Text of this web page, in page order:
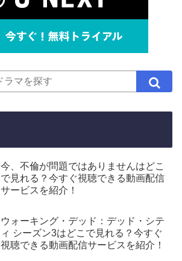
今、不倫が問題ではありませんはどこ
で見れる？今すぐ視聴できる動画配信
サービスを紹介！
ウォーキング・デッド：デッド・シテ
ィ シーズン3はどこで見れる？今すぐ
視聴できる動画配信サービスを紹介！